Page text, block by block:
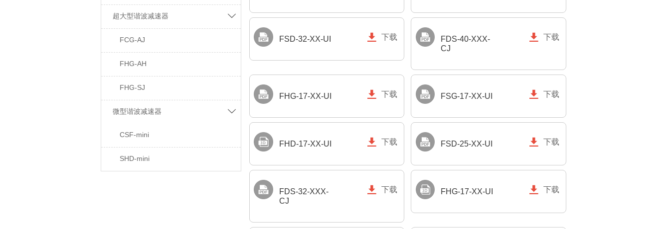
超大型谐波减速器 
FCG-AJ
FHG-AH
FHG-SJ
微型谐波减速器 
CSF-mini
SHD-mini
FSD-32-XX-UI  下载
FDS-40-XXX-
CJ
 下载
FHG-17-XX-UI  下载 FSG-17-XX-UI  下载
FHD-17-XX-UI  下载 FSD-25-XX-UI  下载
FDS-32-XXX-
CJ
 下载 FHG-17-XX-UI  下载